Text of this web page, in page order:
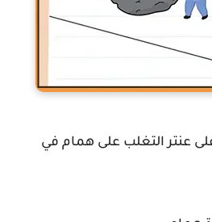
عنتر التغلب على همام في